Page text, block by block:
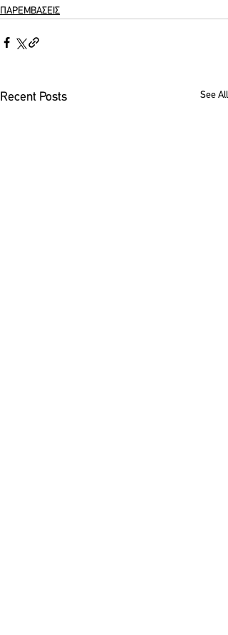
ΠΑΡΕΜΒΑΣΕΙΣ
Recent Posts See All